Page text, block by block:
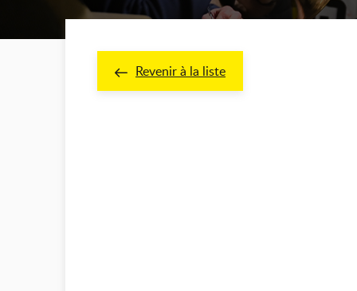
Revenir à la liste